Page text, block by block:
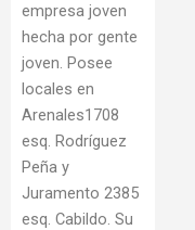
empresa joven
hecha por gente
joven. Posee
locales en
Arenales1708
esq. Rodríguez
Peña y
Juramento 2385
esq. Cabildo. Su